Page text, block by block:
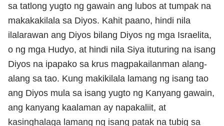
sa tatlong yugto ng gawain ang lubos at tumpak na
makakakilala sa Diyos. Kahit paano, hindi nila
ilalarawan ang Diyos bilang Diyos ng mga Israelita,
o ng mga Hudyo, at hindi nila Siya ituturing na isang
Diyos na ipapako sa krus magpakailanman alang-
alang sa tao. Kung makikilala lamang ng isang tao
ang Diyos mula sa isang yugto ng Kanyang gawain,
ang kanyang kaalaman ay napakaliit, at
kasinghalaga lamang ng isang patak na tubig sa